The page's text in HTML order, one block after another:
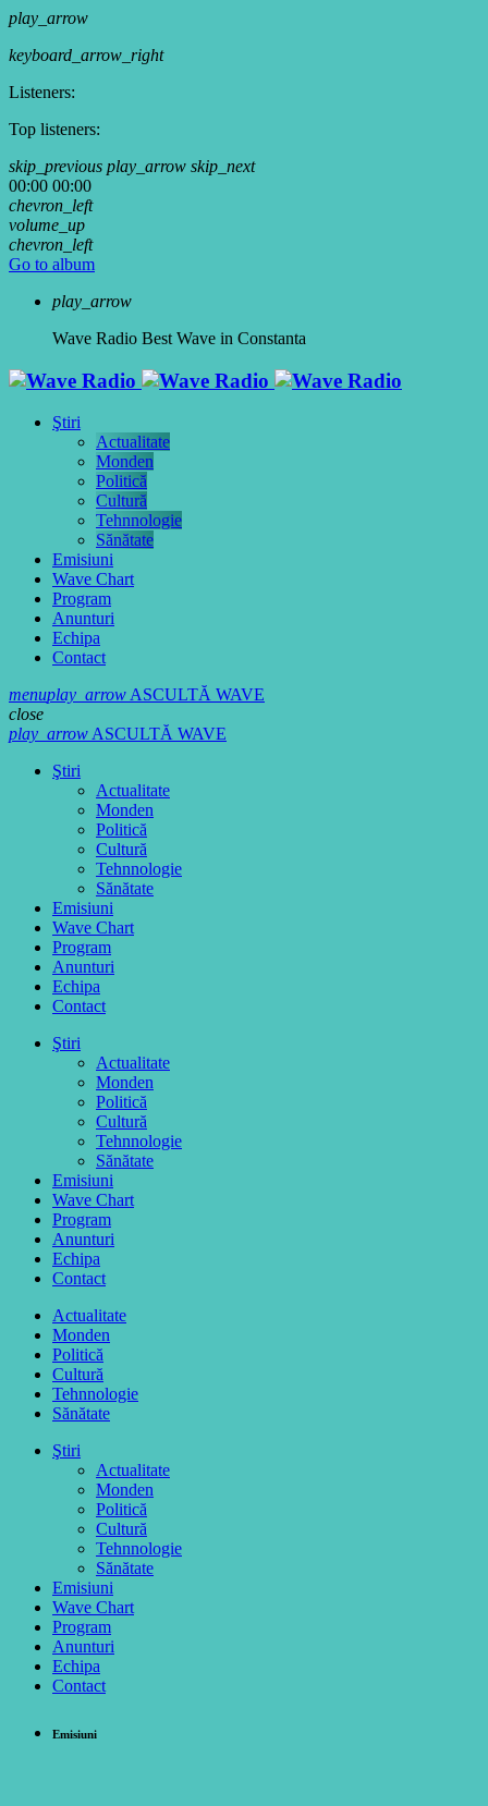
play_arrow
keyboard_arrow_right
Listeners:
Top listeners:
skip_previous play_arrow skip_next
00:00 00:00
chevron_left
volume_up
chevron_left
Go to album
play_arrow
Wave Radio Best Wave in Constanta
Ştiri
Actualitate
Monden
Politică
Cultură
Tehnnologie
Sănătate
Emisiuni
Wave Chart
Program
Anunturi
Echipa
Contact
menuplay_arrowASCULTĂ WAVE
close
play_arrowASCULTĂ WAVE
Ştiri
Actualitate
Monden
Politică
Cultură
Tehnnologie
Sănătate
Emisiuni
Wave Chart
Program
Anunturi
Echipa
Contact
Ştiri
Actualitate
Monden
Politică
Cultură
Tehnnologie
Sănătate
Emisiuni
Wave Chart
Program
Anunturi
Echipa
Contact
Actualitate
Monden
Politică
Cultură
Tehnnologie
Sănătate
Ştiri
Actualitate
Monden
Politică
Cultură
Tehnnologie
Sănătate
Emisiuni
Wave Chart
Program
Anunturi
Echipa
Contact
Emisiuni